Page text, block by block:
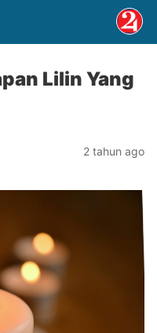
Lilin Yang
2 tahun ago